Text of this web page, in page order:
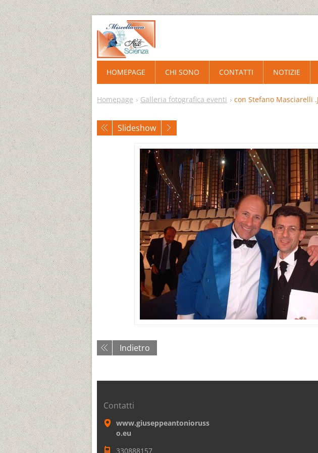
Homepage Galleria fotografica eventi con Stefano Masciarelli
Slideshow
Indietro
HOMEPAGE CHI SONO CONTATTI NOTIZIE
Contatti
www.giuseppeantonioruss
o.eu
330888157